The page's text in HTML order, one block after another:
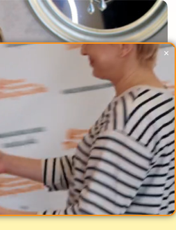
×
для улучшения
на нашем сайте Вы
использования файлов